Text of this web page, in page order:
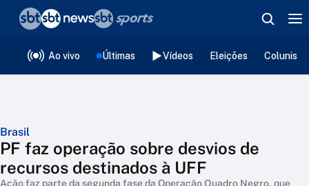
Ao vivo Últimas Vídeos Eleições
Brasil
PF faz operação sobre desvios de
recursos destinados à UFF
Ação faz parte da segunda fase da Operação Quadro Negro, que
❮voltar
Editorias